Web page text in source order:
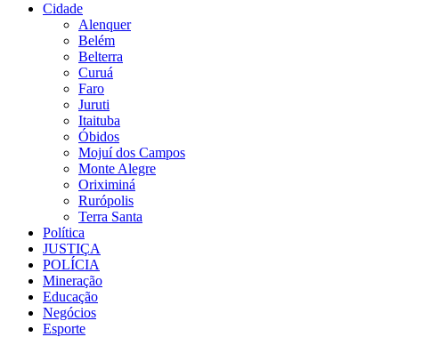
Cidade
Alenquer
Belém
Belterra
Curuá
Faro
Juruti
Itaituba
Óbidos
Mojuí dos Campos
Monte Alegre
Oriximiná
Rurópolis
Terra Santa
Política
JUSTIÇA
POLÍCIA
Mineração
Educação
Negócios
Esporte